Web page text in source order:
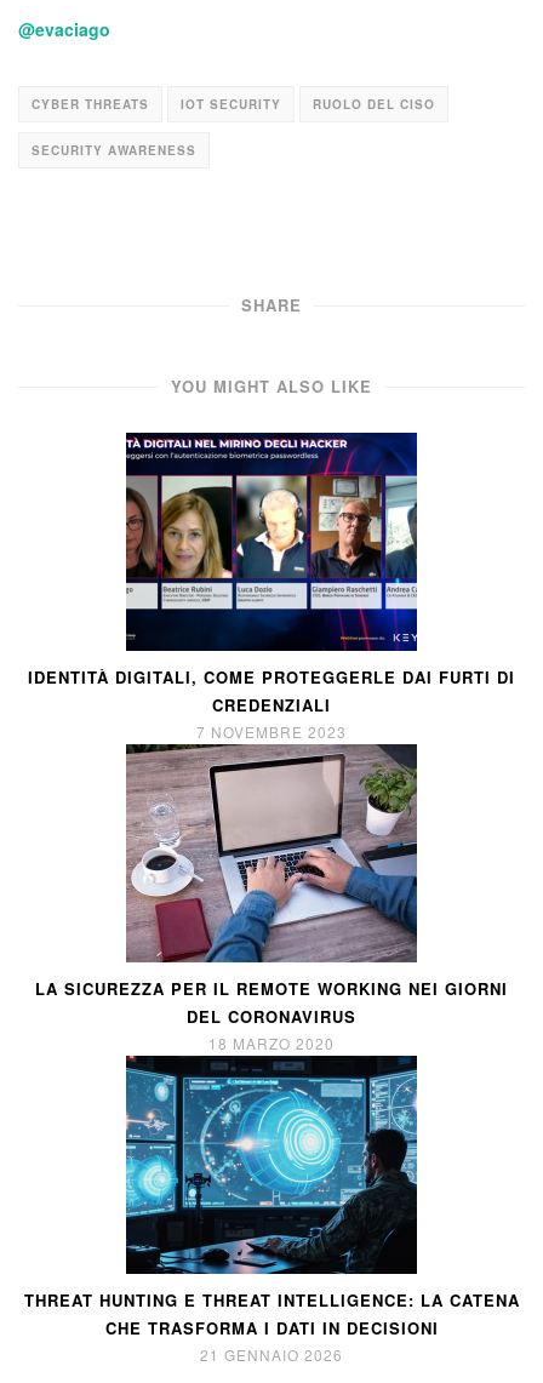
@evaciago
CYBER THREATS IOT SECURITY RUOLO DEL CISO
SECURITY AWARENESS
SHARE
YOU MIGHT ALSO LIKE
IDENTITÀ DIGITALI, COME PROTEGGERLE DAI FURTI DI
CREDENZIALI
7 NOVEMBRE 2023
LA SICUREZZA PER IL REMOTE WORKING NEI GIORNI
DEL CORONAVIRUS
18 MARZO 2020
THREAT HUNTING E THREAT INTELLIGENCE: LA CATENA
CHE TRASFORMA I DATI IN DECISIONI
21 GENNAIO 2026